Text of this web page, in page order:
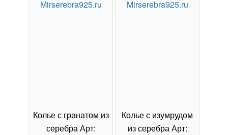
Колье с гранатом из
серебра Арт:
Колье с изумрудом
из серебра Арт: